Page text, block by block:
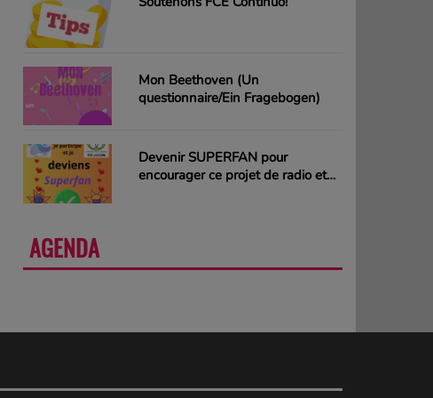
Mon Beethoven (Un
questionnaire/Ein Fragebogen)
Devenir SUPERFAN pour
encourager ce projet de radio et
AGENDA